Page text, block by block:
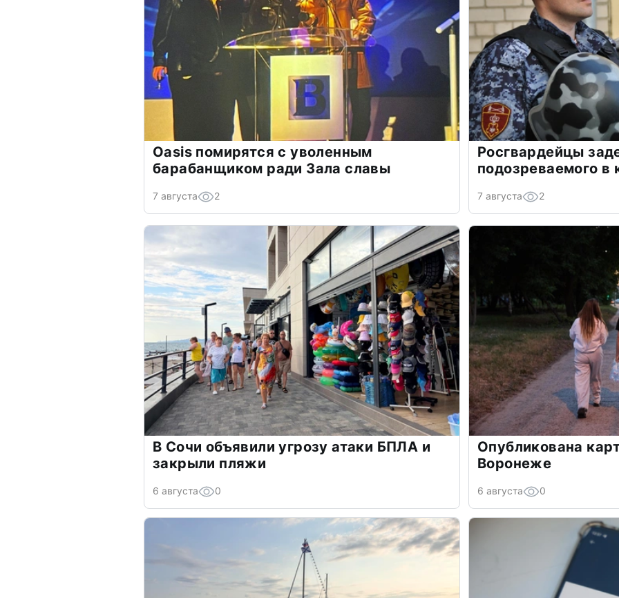
Oasis помирятся с уволенным
барабанщиком ради Зала славы
7 августа 2
Росгвардейцы
подозреваемого
7 августа 2
В Сочи объявили угрозу атаки БПЛА и
закрыли пляжи
6 августа 0
Опубликована
Воронеже
6 августа 0